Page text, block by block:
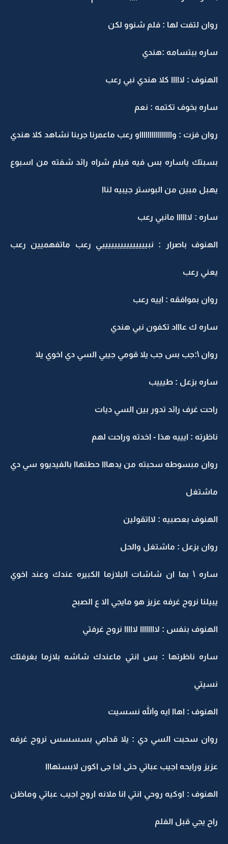
روان لتفت لها : فلم شنوو لكن
ساره ببتسامه :هندي
الهنوف : لااااا كلا هندي نبي رعب
ساره بخوف تكتمه : نعم
روان فزت : وااااااااااااااااو رعب ماعمرنا جربنا نشاهد كلا هندي
بسبتك ياساره بس فيه فيلم شراه رائد شفته من اسبوع
يهبل مبين من البوستر جيبيه لناا
ساره : لاااااا مانبي رعب
الهنوف باصرار : نبيييييييييييييييي رعب ماتفهميين رعب
يعني رعب
روان بموافقه : اييه رعب
ساره ك عاااد تكفون نبي هندي
روان \:جب بس جب يلا قومي جيبي السي دي اخوي يلا
ساره بزعل : طيييب
راحت غرف رائد تدور بين السي ديات
ناظرته : ايييه هذا - اخدته وراحت لهم
روان مبسوطه سحبته من يدهااا حطتهاا بالفيديوو سي دي
ماشتغل
الهنوف بعصبيه : لااتقولين
روان بزعل : ماشتغل والحل
ساره \ بما ان شاشات البلازما الكبيره عندك وعند اخوي
يبيلنا نروح غرفه عزيز هو مايجي الا ع الصبح
الهنوف بنفس : لاااااااا لااااا نروح غرفتي
ساره ناظرتها : بس انتي ماعندك شاشه بلازما بغرفتك
نسيتي
الهنوف : اهاا ايه والله نسسيت
روان سحبت السي دي : يلا قدامي بسسسس نروح غرفه
عزيز ورايحه اجيب عباتي حتى ادا جى اكون لابستهااا
الهنوف : اوكيه روحي انتي انا ملانه اروح اجيب عباتي وماظن
راح يجي قبل الفلم